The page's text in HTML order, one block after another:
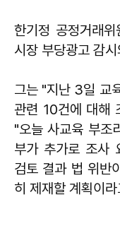
한기정 공정거래
시장 부당광고 감
그는 "지난 3일 교
관련 10건에 대해
"오늘 사교육 부조
부가 추가로 조사
검토 결과 법 위반
히 제재할 계획이